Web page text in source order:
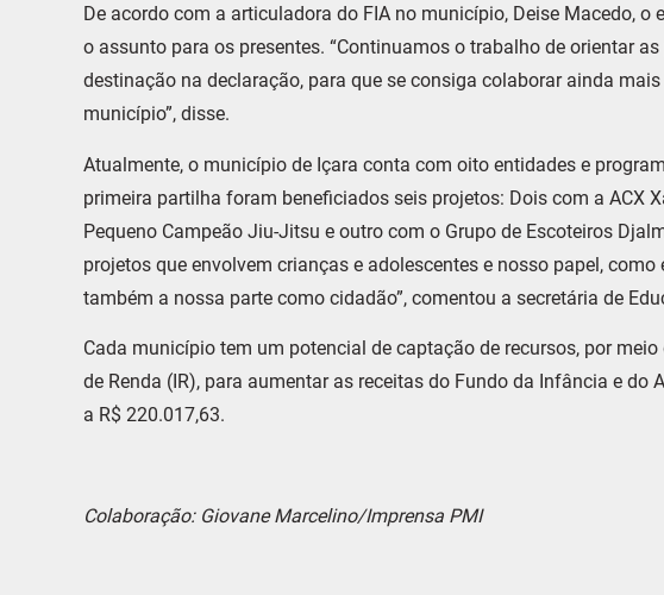
De acordo com a articuladora do FIA no município, Deise Macedo, o
o assunto para os presentes. “Continuamos o trabalho de orientar
destinação na declaração, para que se consiga colaborar ainda
município”, disse.
Atualmente, o município de Içara conta com oito entidades e
primeira partilha foram beneficiados seis projetos: Dois com a ACX
Pequeno Campeão Jiu-Jitsu e outro com o Grupo de Escoteiros
projetos que envolvem crianças e adolescentes e nosso papel,
também a nossa parte como cidadão”, comentou a secretária de
Cada município tem um potencial de captação de recursos, por
de Renda (IR), para aumentar as receitas do Fundo da Infância e do
a R$ 220.017,63.
Colaboração: Giovane Marcelino/Imprensa PMI